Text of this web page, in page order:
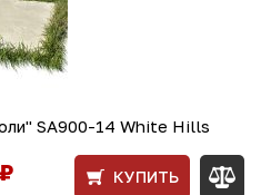
SA900-14 White Hills
КУПИТЬ